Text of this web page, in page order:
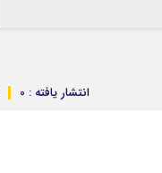
انتشار یافته : 0